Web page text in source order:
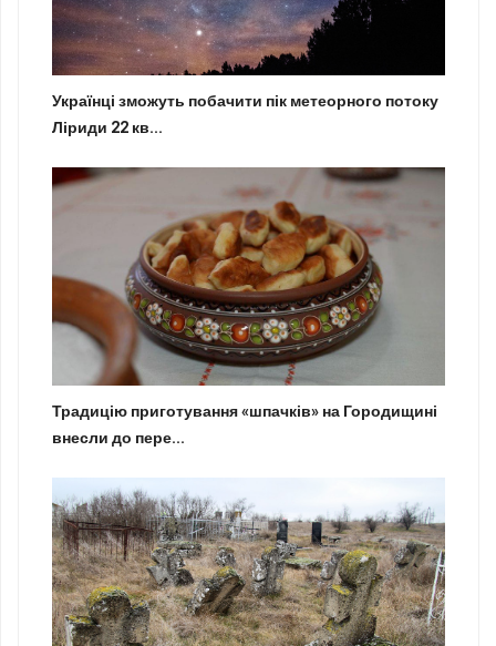
Українці зможуть побачити пік метеорного потоку
Ліриди 22 кв...
Традицію приготування «шпачків» на Городищині
внесли до пере...